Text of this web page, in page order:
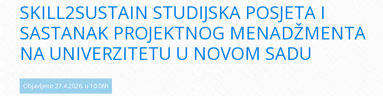
SKILL2SUSTAIN STUDIJSKA POSJETA I
SASTANAK PROJEKTNOG MENADŽMENTA
NA UNIVERZITETU U NOVOM SADU
Objavljeno 27.4.2026. u 10:06h